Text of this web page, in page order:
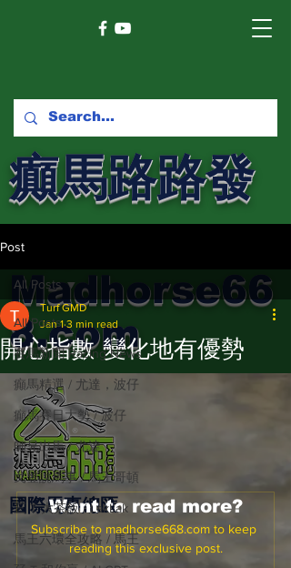
癲馬路路發
馬網
Madhorse66
8.com
國際​馬事總匯
Post
All Posts
賽馬新聞 Racing News
癲馬精選 / 尤達，波仔
癲馬賽日大勢 / 波仔
師兄出馬 / 尤達
戈登說馬事 / 馬王哥頓
三 T 大茶飯 / LakLak
馬王六環全攻略 / 馬王
All Posts
開心指數 變化地有優勢
Turf GMD
Jan 1 3 min read
Want to read more?
Subscribe to madhorse668.com to keep
reading this exclusive post.